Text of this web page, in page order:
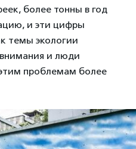
более тонны в год
и эти цифры
темы экологии
и люди
проблемам более